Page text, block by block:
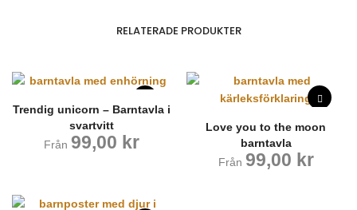
RELATERADE PRODUKTER
Trendig unicorn – Barntavla i
svartvitt
Från 99,00 kr
Love you to the moon
barntavla
Från 99,00 kr